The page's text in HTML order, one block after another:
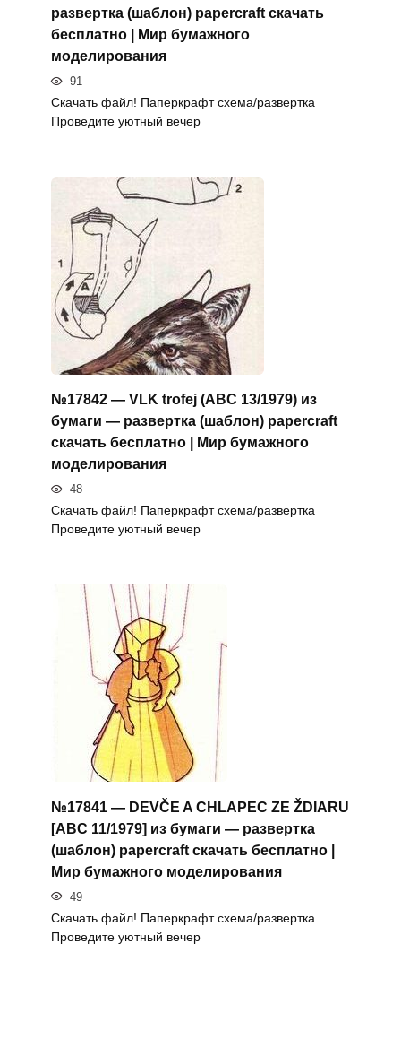
развертка (шаблон) papercraft скачать
бесплатно | Мир бумажного
моделирования
91
Скачать файл! Паперкрафт схема/развертка
Проведите уютный вечер
№17842 — VLK trofej (ABC 13/1979) из
бумаги — развертка (шаблон) papercraft
скачать бесплатно | Мир бумажного
моделирования
48
Скачать файл! Паперкрафт схема/развертка
Проведите уютный вечер
№17841 — DEVČE A CHLAPEC ZE ŽDIARU
[ABC 11/1979] из бумаги — развертка
(шаблон) papercraft скачать бесплатно |
Мир бумажного моделирования
49
Скачать файл! Паперкрафт схема/развертка
Проведите уютный вечер